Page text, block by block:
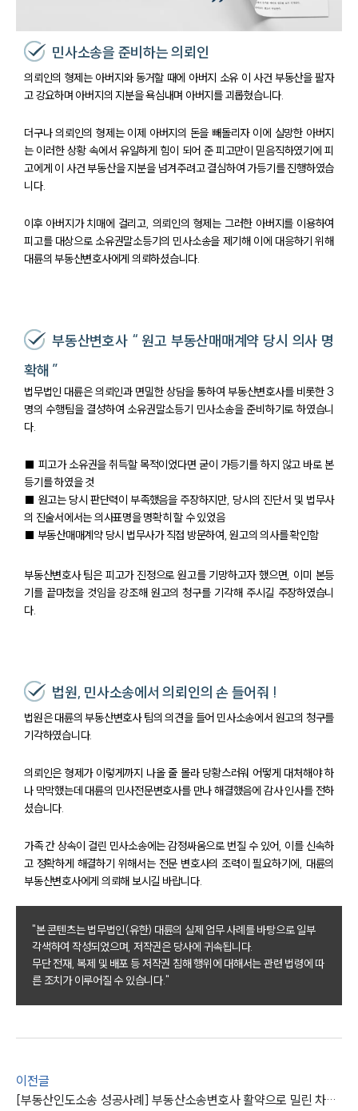
팀소개
팀소개
대륜의 강점
오시는 길
고객의 소리
통합검색
AI대륜
사례분석/최신동향
법률정보
법률지식인
업무분야
전체
부동산전문변호사
소식/자료
세미나
민사소송을 준비하는 의뢰인
의뢰인의 형제는 아버지와 동거할 때에 아버지 소유 이 사건 부동산을 팔자
고 강요하며 아버지의 지분을 욕심내며 아버지를 괴롭혔습니다.
더구나 의뢰인의 형제는 이제 아버지의 돈을 빼돌리자 이에 실망한 아버지
는 이러한 상황 속에서 유일하게 힘이 되어 준 피고만이 믿음직하였기에 피
고에게 이 사건 부동산을 지분을 넘겨주려고 결심하여 가등기를 진행하였습
니다.
이후 아버지가 치매에 걸리고, 의뢰인의 형제는 그러한 아버지를 이용하여
피고를 대상으로 소유권말소등기의 민사소송을 제기해 이에 대응하기 위해
대륜의 부동산변호사에게 의뢰하셨습니다.
부동산변호사 “ 원고 부동산매매계약 당시 의사 명
확해 ”
법무법인 대륜은 의뢰인과 면밀한 상담을 통하여 부동산변호사를 비롯한 3
명의 수행팀을 결성하여 소유권말소등기 민사소송을 준비하기로 하였습니
다.
■ 피고가 소유권을 취득할 목적이었다면 굳이 가등기를 하지 않고 바로 본
등기를 하였을 것
■ 원고는 당시 판단력이 부족했음을 주장하지만, 당시의 진단서 및 법무사
의 진술서에서는 의사표명을 명확히 할 수 있었음
■ 부동산매매계약 당시 법무사가 직접 방문하여, 원고의 의사를 확인함
부동산변호사 팀은 피고가 진정으로 원고를 기망하고자 했으면, 이미 본등
기를 끝마쳤을 것임을 강조해 원고의 청구를 기각해 주시길 주장하였습니
다.
법원, 민사소송에서 의뢰인의 손 들어줘 !
법원은 대륜의 부동산변호사 팀의 의견을 들어 민사소송에서 원고의 청구를
기각하였습니다.
의뢰인은 형제가 이렇게까지 나올 줄 몰라 당황스러워 어떻게 대처해야 하
나 막막했는데 대륜의 민사전문변호사를 만나 해결했음에 감사 인사를 전하
셨습니다.
가족 간 상속이 걸린 민사소송에는 감정싸움으로 번질 수 있어, 이를 신속하
고 정확하게 해결하기 위해서는 전문 변호사의 조력이 필요하기에, 대륜의
부동산변호사에게 의뢰해 보시길 바랍니다.
"본 콘텐츠는 법무법인(유한) 대륜의 실제 업무 사례를 바탕으로 일부
각색하여 작성되었으며, 저작권은 당사에 귀속됩니다.
무단 전재, 복제 및 배포 등 저작권 침해 행위에 대해서는 관련 법령에 따
른 조치가 이루어질 수 있습니다."
이전글
[부동산인도소송 성공사례] 부동산소송변호사 활약으로 밀린 차임과 부동산인도 받음…소송비용도